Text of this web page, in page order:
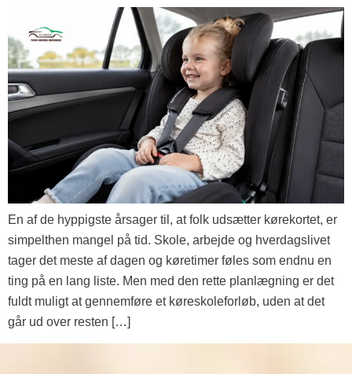
En af de hyppigste årsager til, at folk udsætter kørekortet, er
simpelthen mangel på tid. Skole, arbejde og hverdagslivet
tager det meste af dagen og køretimer føles som endnu en
ting på en lang liste. Men med den rette planlægning er det
fuldt muligt at gennemføre et køreskoleforløb, uden at det
går ud over resten […]